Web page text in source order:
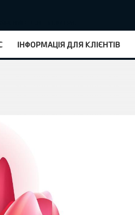
ІНФОРМАЦІЯ ДЛЯ КЛІЄНТІВ